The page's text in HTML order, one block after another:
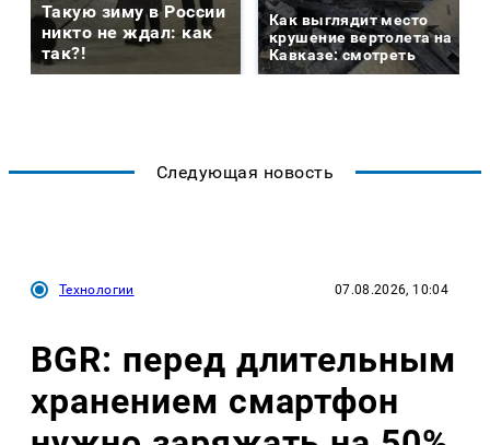
Такую зиму в России
никто не ждал: как
так?!
Как выглядит место
крушение вертолета на
Кавказе: смотреть
Следующая новость
Технологии 07.08.2026, 10:04
BGR: перед длительным
хранением смартфон